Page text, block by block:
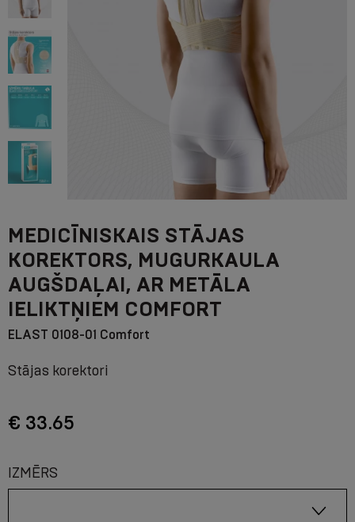
MEDICĪNISKAIS STĀJAS
KOREKTORS, MUGURKAULA
AUGŠDAĻAI, AR METĀLA
IELIKTŅIEM COMFORT
ELAST 0108-01 Comfort
Stājas korektori
€ 33.65
IZMĒRS